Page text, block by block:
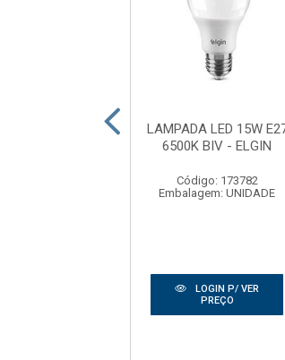
LAMPADA LED 15W
6500K BIV - ELGIN
Código: 173782
Embalagem: UNIDADE
LOGIN P/ VER
PREÇO